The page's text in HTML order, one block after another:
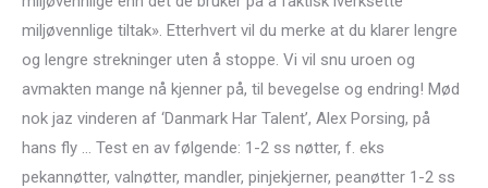
miljøvennlige tiltak». Etterhvert vil du merke at du klarer lengre
og lengre strekninger uten å stoppe. Vi vil snu uroen og
avmakten mange nå kjenner på, til bevegelse og endring! Mød
nok jaz vinderen af ‘Danmark Har Talent’, Alex Porsing, på
hans fly … Test en av følgende: 1-2 ss nøtter, f. eks
pekannøtter, valnøtter, mandler, pinjekjerner, peanøtter 1-2 ss